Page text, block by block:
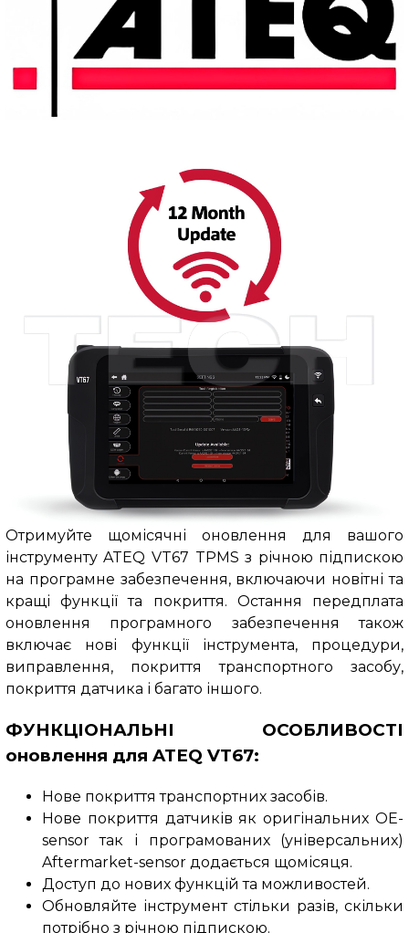
Отримуйте щомісячні оновлення для вашого
інструменту ATEQ VT67 TPMS з річною підпискою
на програмне забезпечення, включаючи новітні та
кращі функції та покриття. Остання передплата
оновлення програмного забезпечення також
включає нові функції інструмента, процедури,
виправлення, покриття транспортного засобу,
покриття датчика і багато іншого.
ФУНКЦІОНАЛЬНІ ОСОБЛИВОСТІ
оновлення для ATEQ VT67:
Нове покриття транспортних засобів.
Нове покриття датчиків як оригінальних OE-
sensor так і програмованих (універсальних)
Aftermarket-sensor додається щомісяця.
Доступ до нових функцій та можливостей.
Обновляйте інструмент стільки разів, скільки
потрібно з річною підпискою.